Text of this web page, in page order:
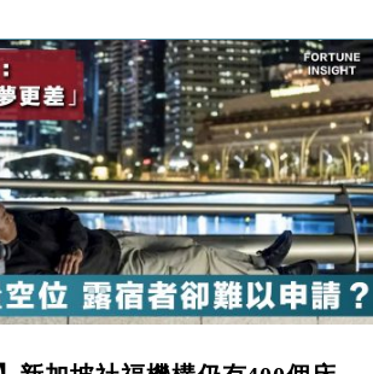
普赴洛杉磯高球場活動前 男子攜槍彈被捕
7月PMI回落至51 企業擴張放慢兼縮減人
傳再籌逾360億美元 支援Anthropic租用
務部擬擴大金屬關稅範圍 14類產品或加徵
界K11 9月升級會員制度 增鉑金卡級別鎖